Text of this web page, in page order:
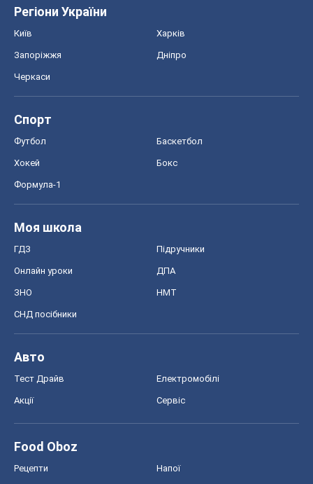
Регіони України
Київ Харків
Запоріжжя Дніпро
Черкаси
Спорт
Футбол Баскетбол
Хокей Бокс
Формула-1
Моя школа
ГДЗ Підручники
Онлайн уроки ДПА
ЗНО НМТ
СНД посібники
Авто
Тест Драйв Електромобілі
Акції Сервіс
Food Oboz
Рецепти Напої